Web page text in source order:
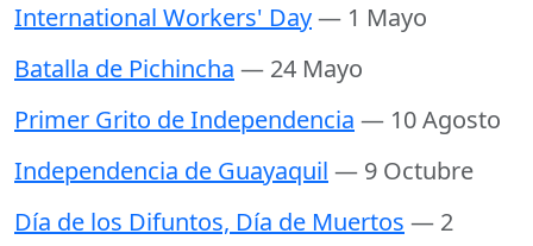
International Workers' Day— 1 Mayo
Batalla de Pichincha — 24 Mayo
Primer Grito de Independencia — 10 Agosto
Independencia de Guayaquil — 9 Octubre
Día de los Difuntos, Día de Muertos — 2